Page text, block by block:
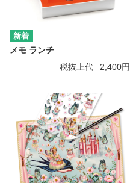
メモ ランチ
税抜上代
2,400円